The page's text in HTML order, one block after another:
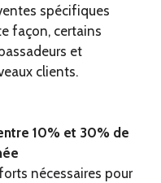
spécifiques
façon, certains
et
clients.
10% et 30% de
nécessaires pour